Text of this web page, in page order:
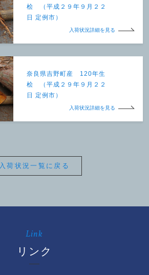
桧 （平成２９年９月２２
日 定例市）
入荷状況詳細を見る
奈良県吉野町産 120年生
桧 （平成２９年９月２２
日 定例市）
入荷状況詳細を見る
入荷状況一覧に戻る
Link
リンク